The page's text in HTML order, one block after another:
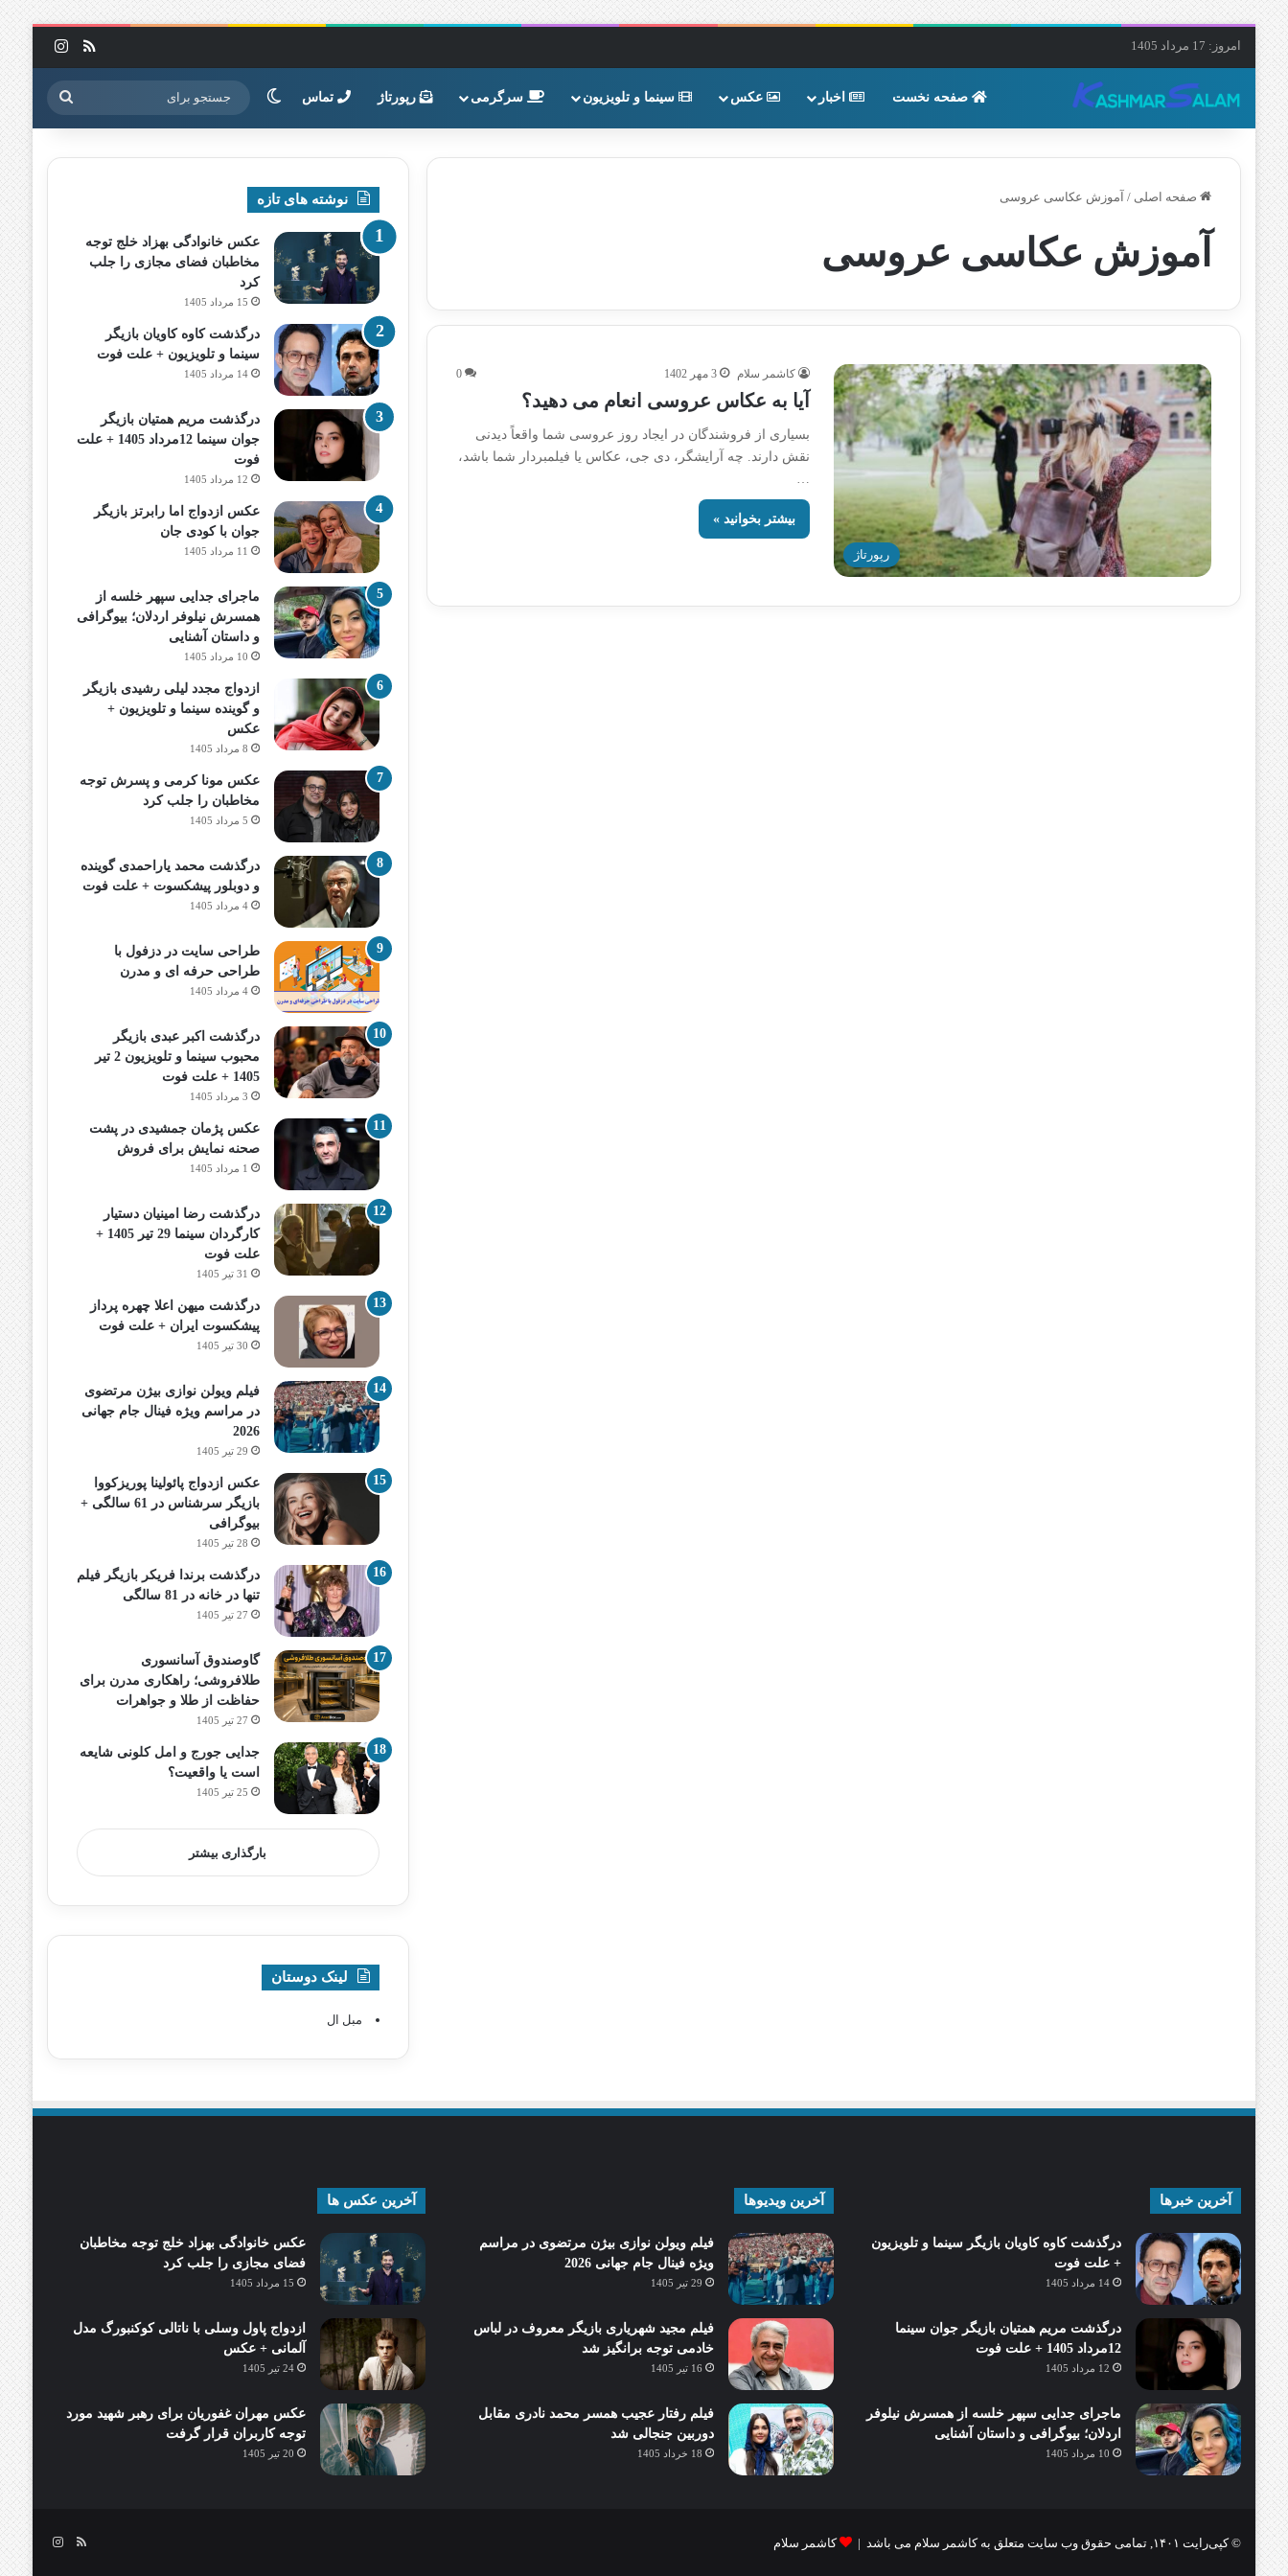
امروز: 17 مرداد 1405 خوراک
صفحه نخست اخبار عکس سینما و تلویزیون سرگرمی رپورتاژ تماس تغییر پوسته جستجو
برای
صفحه اصلی / آموزش عکاسی عروسی
آموزش عکاسی عروسی
رپورتاژ
کاشمر سلام 3 مهر 1402 0
آیا به عکاس عروسی انعام می دهید؟
بسیاری از فروشندگان در ایجاد روز عروسی شما واقعاً دیدنی
نقش دارند. چه آرایشگر، دی جی، عکاس یا فیلمبردار شما باشد،
…
بیشتر بخوانید »
نوشته های تازه
عکس خانوادگی بهزاد خلج توجه
مخاطبان فضای مجازی را جلب
کرد
15 مرداد 1405
درگذشت کاوه کاویان بازیگر
سینما و تلویزیون + علت فوت
14 مرداد 1405
درگذشت مریم همتیان بازیگر
جوان سینما 12مرداد 1405 + علت
فوت
12 مرداد 1405
عکس ازدواج اما رابرتز بازیگر
جوان با کودی جان
11 مرداد 1405
ماجرای جدایی سپهر خلسه از
همسرش نیلوفر اردلان؛ بیوگرافی
و داستان آشنایی
10 مرداد 1405
ازدواج مجدد لیلی رشیدی بازیگر
و گوینده سینما و تلویزیون +
عکس
8 مرداد 1405
عکس مونا کرمی و پسرش توجه
مخاطبان را جلب کرد
5 مرداد 1405
درگذشت محمد یاراحمدی گوینده
و دوبلور پیشکسوت + علت فوت
4 مرداد 1405
طراحی سایت در دزفول با
طراحی حرفه‌ ای و مدرن
4 مرداد 1405
درگذشت اکبر عبدی بازیگر
محبوب سینما و تلویزیون 2 تیر
1405 + علت فوت
3 مرداد 1405
عکس پژمان جمشیدی در پشت
صحنه نمایش برای فروش
1 مرداد 1405
درگذشت رضا امینیان دستیار
کارگردان سینما 29 تیر 1405 +
علت فوت
31 تیر 1405
درگذشت میهن اعلا چهره پرداز
پیشکسوت ایران + علت فوت
30 تیر 1405
فیلم ویولن نوازی بیژن مرتضوی
در مراسم ویژه فینال جام جهانی
2026
29 تیر 1405
عکس ازدواج پائولینا پوریزکووا
بازیگر سرشناس در 61 سالگی +
بیوگرافی
28 تیر 1405
درگذشت برندا فریکر بازیگر فیلم
تنها در خانه در 81 سالگی
27 تیر 1405
گاوصندوق آسانسوری
طلافروشی؛ راهکاری مدرن برای
حفاظت از طلا و جواهرات
27 تیر 1405
جدایی جورج و امل کلونی شایعه
است یا واقعیت؟
25 تیر 1405
بارگذاری بیشتر
لینک دوستان
مبل ال
آخرین خبرها
درگذشت کاوه کاویان بازیگر سینما و تلویزیون
+ علت فوت
14 مرداد 1405
درگذشت مریم همتیان بازیگر جوان سینما
12مرداد 1405 + علت فوت
12 مرداد 1405
ماجرای جدایی سپهر خلسه از همسرش نیلوفر
اردلان؛ بیوگرافی و داستان آشنایی
10 مرداد 1405
آخرین ویدیوها
فیلم ویولن نوازی بیژن مرتضوی در مراسم
ویژه فینال جام جهانی 2026
29 تیر 1405
فیلم مجید شهریاری بازیگر معروف در لباس
خادمی توجه برانگیز شد
16 تیر 1405
فیلم رفتار عجیب همسر محمد نادری مقابل
دوربین جنجالی شد
18 خرداد 1405
آخرین عکس ها
عکس خانوادگی بهزاد خلج توجه مخاطبان
فضای مجازی را جلب کرد
15 مرداد 1405
ازدواج پاول وسلی با ناتالی کوکنبورگ مدل
آلمانی + عکس
24 تیر 1405
عکس مهران غفوریان برای رهبر شهید مورد
توجه کاربران قرار گرفت
20 تیر 1405
© کپی‌رایت ۱۴۰۱, تمامی حقوق وب سایت متعلق به کاشمر سلام می باشد | کاشمر سلام خوراکاینستاگرام